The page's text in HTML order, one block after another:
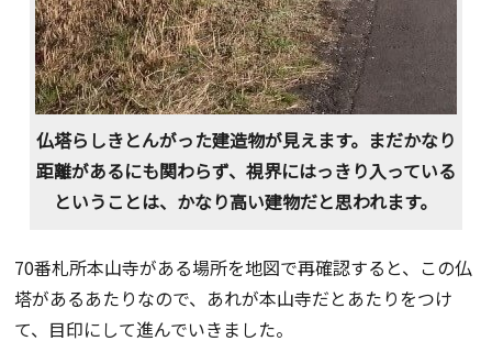
仏塔らしきとんがった建造物が見えます。まだかなり
距離があるにも関わらず、視界にはっきり入っている
ということは、かなり高い建物だと思われます。
70番札所本山寺がある場所を地図で再確認すると、この仏
塔があるあたりなので、あれが本山寺だとあたりをつけ
て、目印にして進んでいきました。